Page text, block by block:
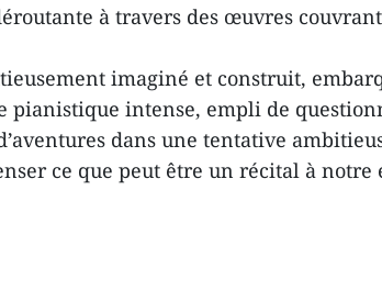
à travers des œuvres
imaginé et construit,
pianistique intense, empli de
dans une tentative
ce que peut être un récital à notre